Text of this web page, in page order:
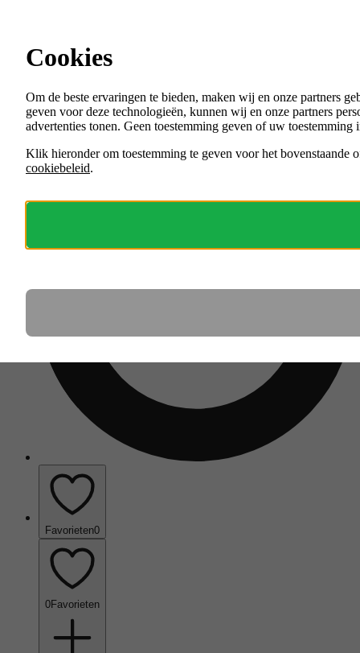
Menu
VACATURES
ORGANISATIES
Favorieten0
0Favorieten
Cookies
Om de beste ervaringen te bieden, maken wij en onze partners
geven voor deze technologieën, kunnen wij en onze partners
advertenties tonen. Geen toestemming geven of uw
Klik hieronder om toestemming te geven voor het bovenstaande
cookiebeleid.